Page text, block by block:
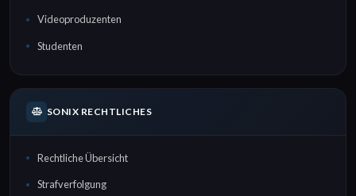
Videoproduzenten
Studenten
SONIX RECHTLICHES
Rechtliche Übersicht
Strafverfolgung